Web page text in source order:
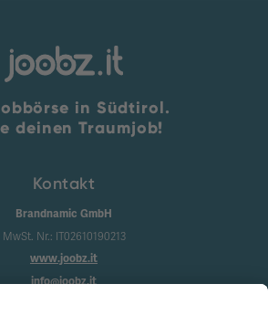
in Südtirol.
deinen Traumjob!
Kontakt
Brandnamic GmbH
MwSt. Nr.: IT02610190213
www.joobz.it
info@joobz.it